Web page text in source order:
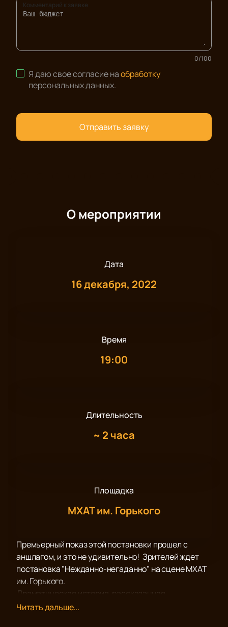
Комментарий к заявке
0/100
Я даю свое согласие наобработку
персональных данных.
Отправить заявку
О мероприятии
Дата
16 декабря, 2022
Время
19:00
Длительность
~ 2 часа
Площадка
МХАТ им. Горького
Премьерный показ этой постановки прошел с
аншлагом, и это не удивительно! Зрителей ждет
постановка "Нежданно-негаданно" на сцене МХАТ
им. Горького.
Драматическая история, рассказанная
постановщиком и талантливо сыгранная артистами
Читать дальше...